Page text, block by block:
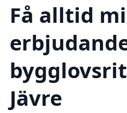
Få alltid
Jävre